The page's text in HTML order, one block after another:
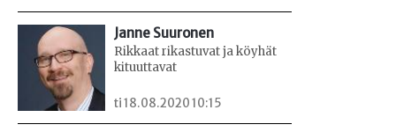
Janne Suuronen
Rikkaat rikastuvat ja köyhät
kituuttavat
ti 18.08.2020 10:15